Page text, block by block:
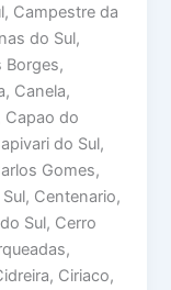
Campestre da
do Sul,
Borges,
Canela,
Capao do
do Sul,
Gomes,
Centenario,
Sul, Cerro
Ciriaco,